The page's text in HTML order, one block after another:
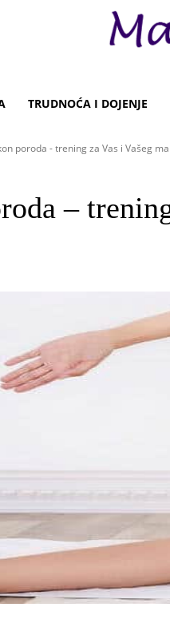
TRUDNOĆA I DOJENJE
poroda - trening za Vas i Vašeg
–